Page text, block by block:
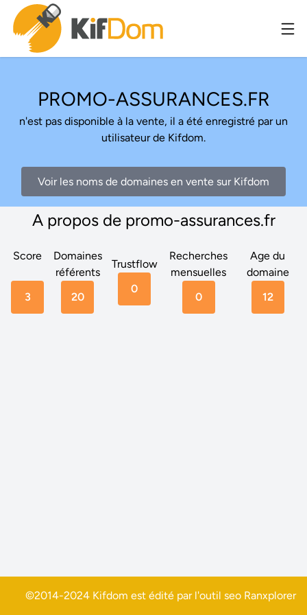
PROMO-ASSURANCES.FR
n'est pas disponible à la vente, il a été enregistré par un
utilisateur de Kifdom.
Voir les noms de domaines en vente sur Kifdom
A propos de promo-assurances.fr
Score
3
Domaines
référents
20
Trustflow
0
Recherches
mensuelles
0
Age du
domaine
12
©2014-2024 Kifdom est édité par l'outil seo Ranxplorer